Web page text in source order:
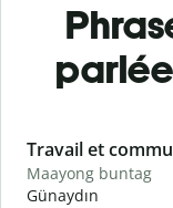
Slide 1 of 6
Travail et
Maayong buntag
Günaydın